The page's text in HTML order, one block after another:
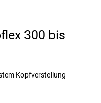
300 bis
Kopfverstellung